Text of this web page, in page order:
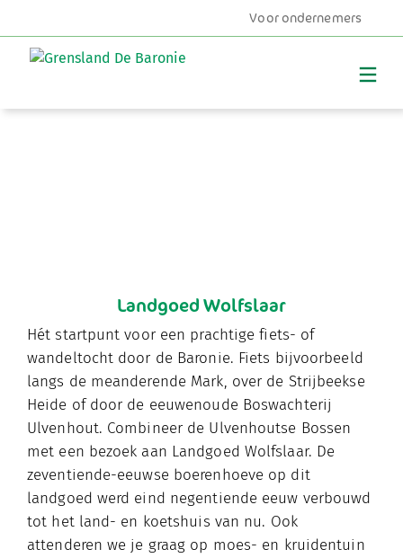
Voor ondernemers
Landgoed Wolfslaar
Hét startpunt voor een prachtige fiets- of
wandeltocht door de Baronie. Fiets bijvoorbeeld
langs de meanderende Mark, over de Strijbeekse
Heide of door de eeuwenoude Boswachterij
Ulvenhout. Combineer de Ulvenhoutse Bossen
met een bezoek aan Landgoed Wolfslaar. De
zeventiende-eeuwse boerenhoeve op dit
landgoed werd eind negentiende eeuw verbouwd
tot het land- en koetshuis van nu. Ook
attenderen we je graag op moes- en kruidentuin